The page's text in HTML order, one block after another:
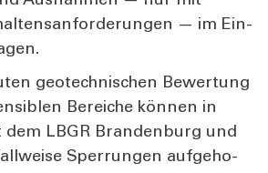
— im Ein­
geo­tech­ni­schen Bewer­tung
Berei­che kön­nen in
LBGR Bran­den­burg und
Sper­run­gen auf­ge­ho­